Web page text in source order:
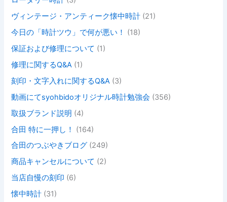
ヴィンテージ・アンティーク懐中時計 (21)
今日の「時計ツウ」で何が悪い！
(18)
保証および修理について (1)
修理に関するQ&A (1)
刻印・文字入れに関するQ&A (3)
動画にてsyohbidoオリジナル時計勉強会 (356)
取扱ブランド説明 (4)
合田 特に一押し！
(164)
合田のつぶやきブログ (249)
商品キャンセルについて (2)
当店自慢の刻印 (6)
懐中時計 (31)